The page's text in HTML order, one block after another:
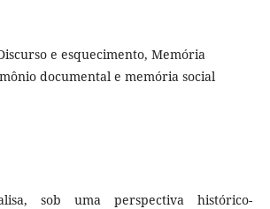
e esquecimento, Memória
documental e memória social
sob uma perspectiva histórico-